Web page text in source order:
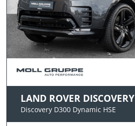
LAND ROVER DISCOVERY
Discovery D300 Dynamic HSE